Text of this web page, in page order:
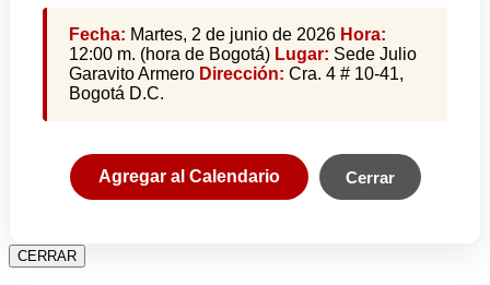
Fecha: Martes, 2 de junio de 2026 Hora:
12:00 m. (hora de Bogotá) Lugar: Sede Julio
Garavito Armero Dirección: Cra. 4 # 10-41,
Bogotá D.C.
Agregar al Calendario Cerrar
CERRAR